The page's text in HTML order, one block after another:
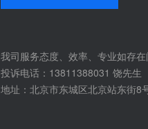
我司服务态度、效率、专业如存
投诉电话：13811388031 饶先生
地址：北京市东城区北京站东街8